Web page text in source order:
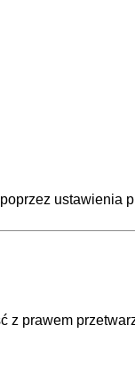
ustawienia
z prawem